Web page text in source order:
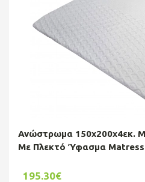
Ανώστρωμα 150x200x4εκ.
Με Πλεκτό Ύφασμα
195.30€